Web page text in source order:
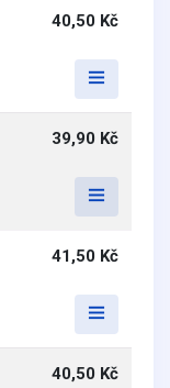
40,50 Kč
39,90 Kč
41,50 Kč
40,50 Kč